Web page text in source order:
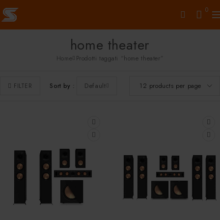
0
home theater
Home Prodotti taggati “home theater”
FILTER Sort by Default